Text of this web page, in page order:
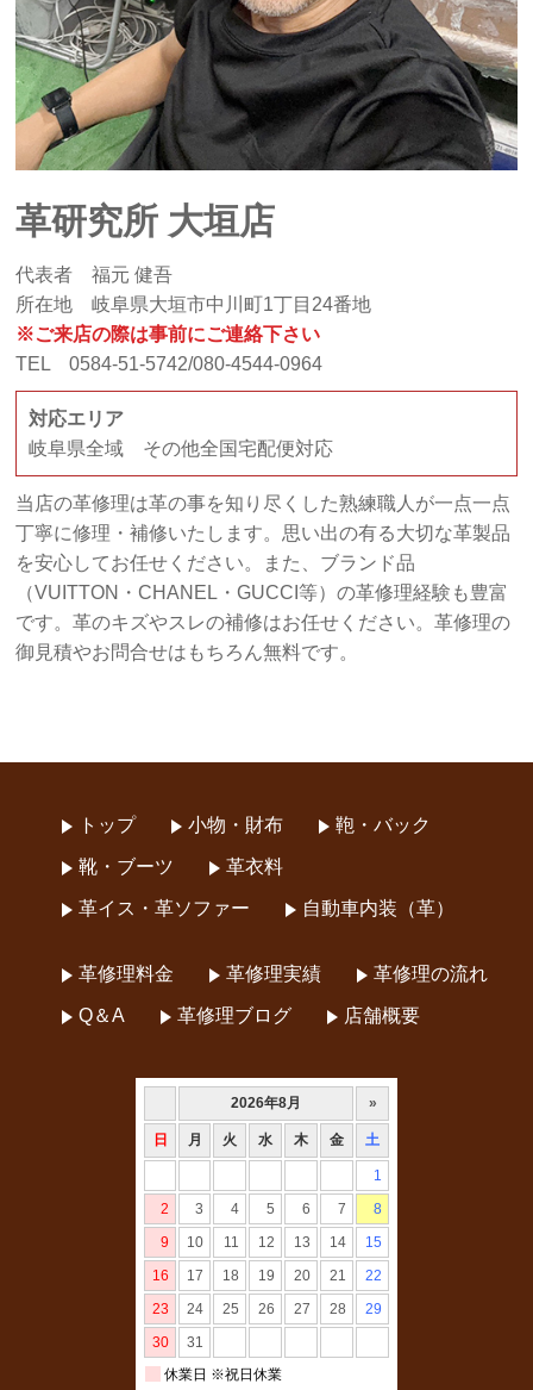
革研究所 大垣店
代表者 福元 健吾
所在地 岐阜県大垣市中川町1丁目24番地
※ご来店の際は事前にご連絡下さい
TEL 0584-51-5742/080-4544-0964
対応エリア
岐阜県全域 その他全国宅配便対応
当店の革修理は革の事を知り尽くした熟練職人が一点一点
丁寧に修理・補修いたします。思い出の有る大切な革製品
を安心してお任せください。また、ブランド品
（VUITTON・CHANEL・GUCCI等）の革修理経験も豊富
です。革のキズやスレの補修はお任せください。革修理の
御見積やお問合せはもちろん無料です。
トップ 小物・財布 鞄・バック
靴・ブーツ 革衣料
革イス・革ソファー 自動車内装（革）
革修理料金 革修理実績 革修理の流れ
Q＆A 革修理ブログ 店舗概要